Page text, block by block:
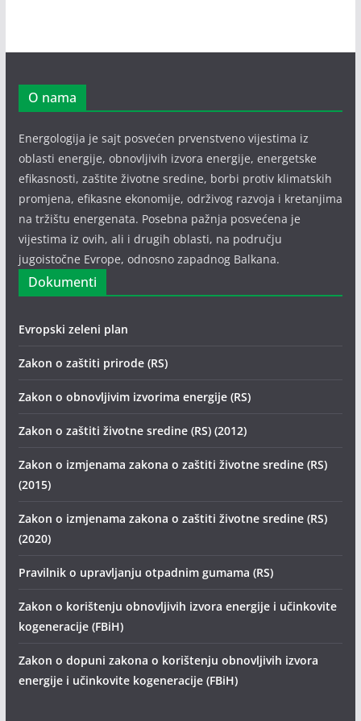
O nama
Energologija je sajt posvećen prvenstveno vijestima iz
oblasti energije, obnovljivih izvora energije, energetske
efikasnosti, zaštite životne sredine, borbi protiv klimatskih
promjena, efikasne ekonomije, održivog razvoja i kretanjima
na tržištu energenata. Posebna pažnja posvećena je
vijestima iz ovih, ali i drugih oblasti, na području
jugoistočne Evrope, odnosno zapadnog Balkana.
Dokumenti
Evropski zeleni plan
Zakon o zaštiti prirode (RS)
Zakon o obnovljivim izvorima energije (RS)
Zakon o zaštiti životne sredine (RS) (2012)
Zakon o izmjenama zakona o zaštiti životne sredine (RS)
(2015)
Zakon o izmjenama zakona o zaštiti životne sredine (RS)
(2020)
Pravilnik o upravljanju otpadnim gumama (RS)
Zakon o korištenju obnovljivih izvora energije i učinkovite
kogeneracije (FBiH)
Zakon o dopuni zakona o korištenju obnovljivih izvora
energije i učinkovite kogeneracije (FBiH)